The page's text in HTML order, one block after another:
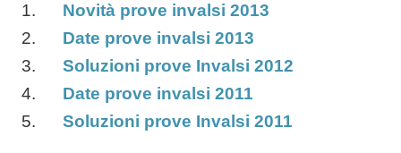
Novità prove invalsi 2013
Date prove invalsi 2013
Soluzioni prove Invalsi 2012
Date prove invalsi 2011
Soluzioni prove Invalsi 2011